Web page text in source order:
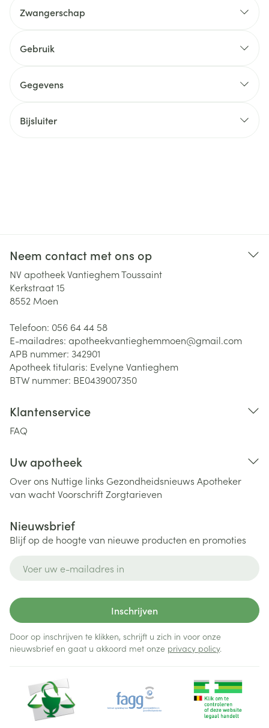
Zwangerschap
Gebruik
Gegevens
Bijsluiter
Neem contact met ons op
NV apotheek Vantieghem Toussaint
Kerkstraat 15
8552 Moen
Telefoon: 056 64 44 58
E-mailadres: apotheekvantieghemmoen@gmail.com
APB nummer: 342901
Apotheek titularis: Evelyne Vantieghem
BTW nummer: BE0439007350
Klantenservice
FAQ
Uw apotheek
Over ons Nuttige links Gezondheidsnieuws Apotheker
van wachtVoorschriftZorgtarieven
Nieuwsbrief
Blijf op de hoogte van nieuwe producten en promoties
Inschrijven
Door op inschrijven te klikken, schrijft u zich in voor onze
nieuwsbrief en gaat u akkoord met onze privacy policy.